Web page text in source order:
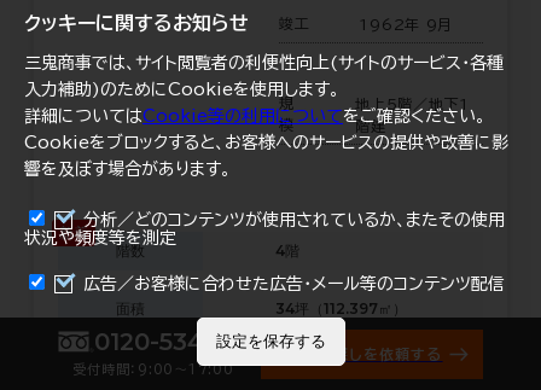
竣工 1962年 9月
規
模
地上5階／地下1
階建
階数 4階
面積 34坪（112.397㎡）
賃料（共益費含） 289,000円 8,500円/坪
まとめて資料請求
0120-534-011
受付時間：9:00〜17:00
オフィス探しを依頼する
クッキーに関するお知らせ
三鬼商事では、サイト閲覧者の利便性向上(サイトのサービス・各種
入力補助)のためにCookieを使用します。
詳細についてはCookie等の利用についてをご確認ください。
Cookieをブロックすると、お客様へのサービスの提供や改善に影
響を及ぼす場合があります。
分析／どのコンテンツが使用されているか、またその使用
状況や頻度等を測定
広告／お客様に合わせた広告・メール等のコンテンツ配信
設定を保存する